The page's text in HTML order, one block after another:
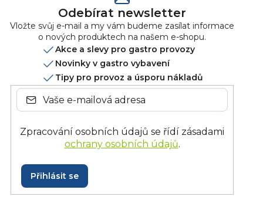
Odebírat newsletter
Vložte svůj e-mail a my vám budeme zasílat informace
o nových produktech na našem e-shopu.
Akce a slevy pro gastro provozy
Novinky v gastro vybavení
Tipy pro provoz a úsporu nákladů
Zpracování osobních údajů se řídí zásadami
ochrany osobních údajů.
Přihlásit se